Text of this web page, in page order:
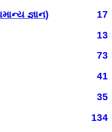
જ્ઞાન)
17
13
73
41
35
134